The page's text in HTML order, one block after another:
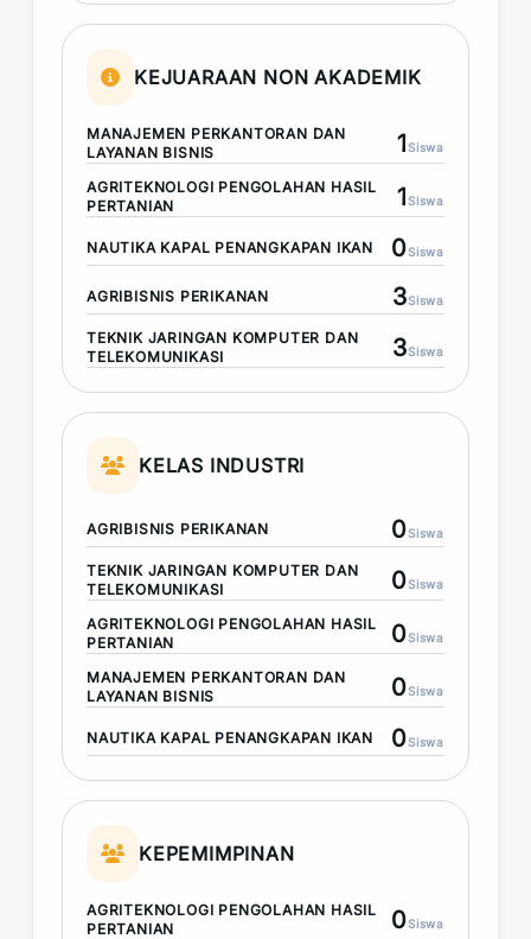
KEJUARAAN NON AKADEMIK
MANAJEMEN PERKANTORAN DAN
LAYANAN BISNIS
1Siswa
AGRITEKNOLOGI PENGOLAHAN HASIL
PERTANIAN
1Siswa
NAUTIKA KAPAL PENANGKAPAN IKAN 0Siswa
AGRIBISNIS PERIKANAN 3Siswa
TEKNIK JARINGAN KOMPUTER DAN
TELEKOMUNIKASI
3Siswa
KELAS INDUSTRI
AGRIBISNIS PERIKANAN 0Siswa
TEKNIK JARINGAN KOMPUTER DAN
TELEKOMUNIKASI
0Siswa
AGRITEKNOLOGI PENGOLAHAN HASIL
PERTANIAN
0Siswa
MANAJEMEN PERKANTORAN DAN
LAYANAN BISNIS
0Siswa
NAUTIKA KAPAL PENANGKAPAN IKAN 0Siswa
KEPEMIMPINAN
AGRITEKNOLOGI PENGOLAHAN HASIL
PERTANIAN
0Siswa